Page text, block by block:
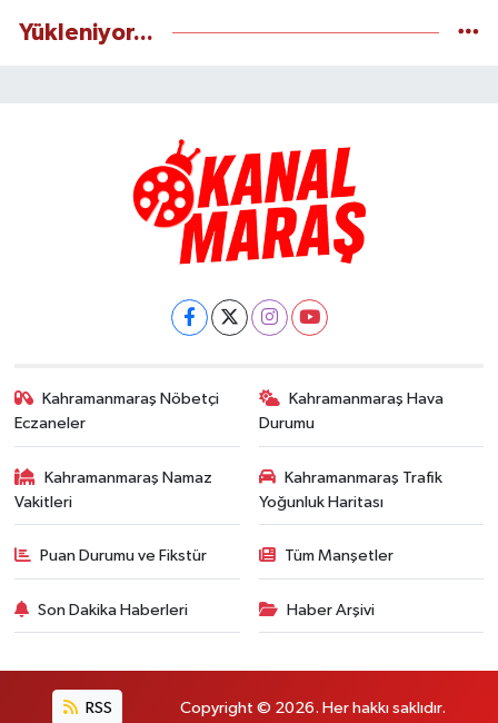
Yükleniyor...
Kahramanmaraş Nöbetçi
Eczaneler
Kahramanmaraş Hava
Durumu
Kahramanmaraş Namaz
Vakitleri
Kahramanmaraş Trafik
Yoğunluk Haritası
Puan Durumu ve Fikstür Tüm Manşetler
Son Dakika Haberleri Haber Arşivi
RSS Copyright © 2026. Her hakkı saklıdır.